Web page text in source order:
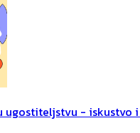
ugostiteljstvu - iskustvo